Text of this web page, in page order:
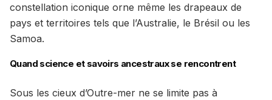
constellation iconique orne même les drapeaux de
pays et territoires tels que l’Australie, le Brésil ou les
Samoa.
Quand science et savoirs ancestraux se rencontrent
Sous les cieux d’Outre-mer ne se limite pas à